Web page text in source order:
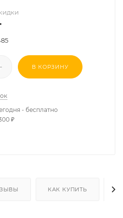
В КОРЗИНУ
- бесплатно
₽
КАК КУПИТЬ